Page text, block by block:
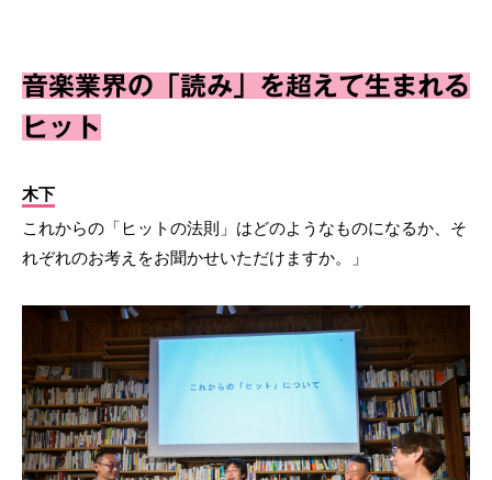
音楽業界の「読み」を超えて生まれる
ヒット
木下
これからの「ヒットの法則」はどのようなものになるか、そ
れぞれのお考えをお聞かせいただけますか。」